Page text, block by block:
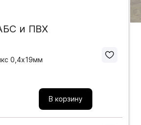
и ПВХ
0,4х19мм
В корзину